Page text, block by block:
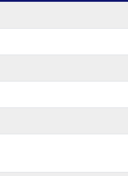
باید گفت که دور موتور
تا دما به حد مطلوب بازگردد.
گازی خانه یا محل کارتان را
و جزء مدل های اسمارت به